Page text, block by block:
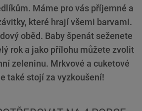
Máme pro vás příjemné a
které hrají všemi barvami.
oběd. Baby špenát seženete
rok a jako přílohu můžete zvolit
zeleninu. Mrkvové a cuketové
také stojí za vyzkoušení!